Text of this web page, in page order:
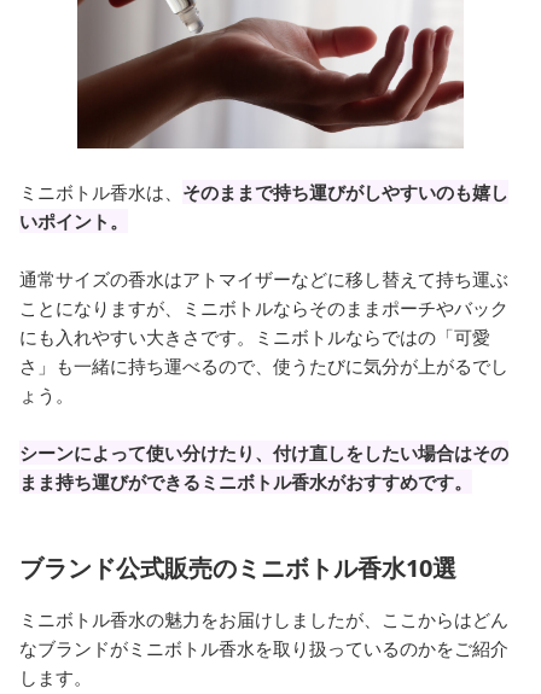
ミニボトル香水は、 そのままで持ち運びがしやすいのも嬉し
いポイント。
通常サイズの香水はアトマイザーなどに移し替えて持ち運ぶ
ことになりますが、ミニボトルならそのままポーチやバック
にも入れやすい大きさです。ミニボトルならではの「可愛
さ」も一緒に持ち運べるので、使うたびに気分が上がるでし
ょう。
シーンによって使い分けたり、付け直しをしたい場合はその
まま持ち運びができるミニボトル香水がおすすめです。
ブランド公式販売のミニボトル香水10選
ミニボトル香水の魅力をお届けしましたが、ここからはどん
なブランドがミニボトル香水を取り扱っているのかをご紹介
します。